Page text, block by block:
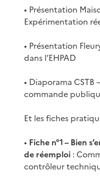
• Présentation
Expérimentation
• Présentation
dans l’EHPAD
• Diaporama CSTB
commande
Et les fiches
• Fiche n°1 – Bien
de réemploi :
contrôleur